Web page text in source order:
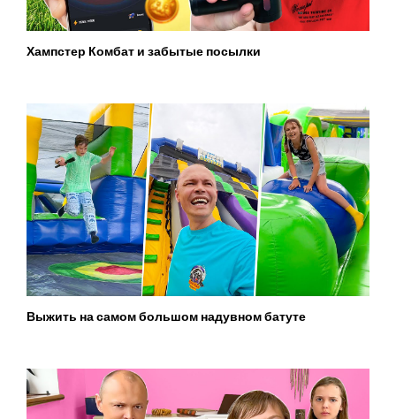
Хампстер Комбат и забытые посылки
Выжить на самом большом надувном батуте